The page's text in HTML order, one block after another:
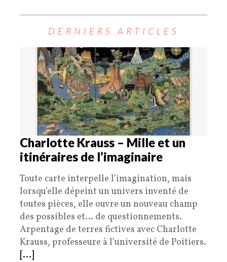
DERNIERS ARTICLES
Charlotte Krauss – Mille et un
itinéraires de l’imaginaire
Toute carte interpelle l’imagination, mais
lorsqu’elle dépeint un univers inventé de
toutes pièces, elle ouvre un nouveau champ
des possibles et… de questionnements.
Arpentage de terres fictives avec Charlotte
Krauss, professeure à l’université de Poitiers.
[...]